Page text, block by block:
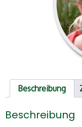
Beschreibung
Beschreibung